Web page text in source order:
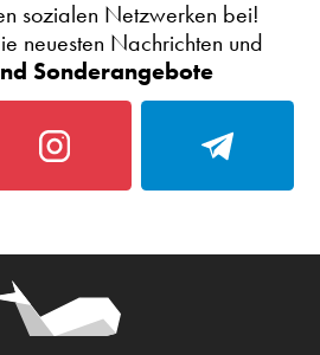
sozialen Netzwerken bei!
neuesten Nachrichten und
Sonderangebote